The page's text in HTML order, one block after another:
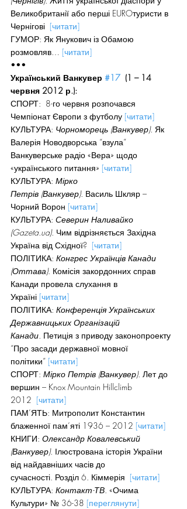
Великобританії або перші EUROтуристи в
Чернігові [читати]
ГУМОР: Як Янукович із Обамою
розмовляв… [читати]
•••
Український Ванкувер #17 (1 – 14
червня 2012 р.):
СПОРТ:  8-го червня розпочався
Чемпіонат Європи з футболу [читати]
КУЛЬТУРА: Чорноморець (Ванкувер). Як
Валерія Новодворська “взула”
Ванкуверське радіо «Вера» щодо
«українського питання» [читати]
КУЛЬТУРА: Мірко
Петрів (Ванкувер). Василь Шкляр –
Чорний Ворон [читати]
КУЛЬТУРА: Северин Наливайко
(Gazeta.ua). Чим відрізняється Західна
Україна від Східної? [читати]
ПОЛІТИКА: Конгрес Українців Канади
(Оттава). Комісія закордонних справ
Канади провела слухання в
Україні [читати]
ПОЛІТИКА: Конференція Українських
Державницьких Організацій
Канади. Петиція з приводу законопроекту
“Про засади державної мовної
політики” [читати]
СПОРТ: Мірко Петрів (Ванкувер). Лет до
вершин – Knox Mountain Hillclimb
2012 [читати]
ПАМ’ЯТЬ: Митрополит Константин
блаженної пам’яті 1936 – 2012 [читати]
КНИГИ: Олександр Ковалевський
(Ванкувер). Ілюстрована історія України
від найдавніших часів до
сучасності. Розділ 6. Кіммерія [читати]
КУЛЬТУРА: Контакт-ТВ. «Очима
Культури» № 36-38 [переглянути]